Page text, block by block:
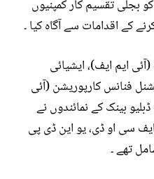
بجلی تقسیم کار کمپنیوں
کے اقدامات سے آگاہ کیا ۔
ایم ایف)، ایشیائی
فنانس کارپوریشن (آئی
بینک کے نمائندوں نے
سی او ڈی، یو این ڈی پی
تھے ۔